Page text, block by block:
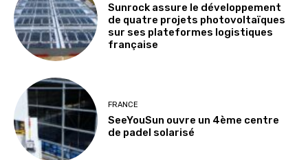
Sunrock assure le développement
de quatre projets photovoltaïques
sur ses plateformes logistiques
française
FRANCE
SeeYouSun ouvre un 4ème centre
de padel solarisé